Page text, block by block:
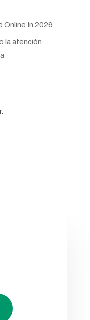
Online In 2026
la atención